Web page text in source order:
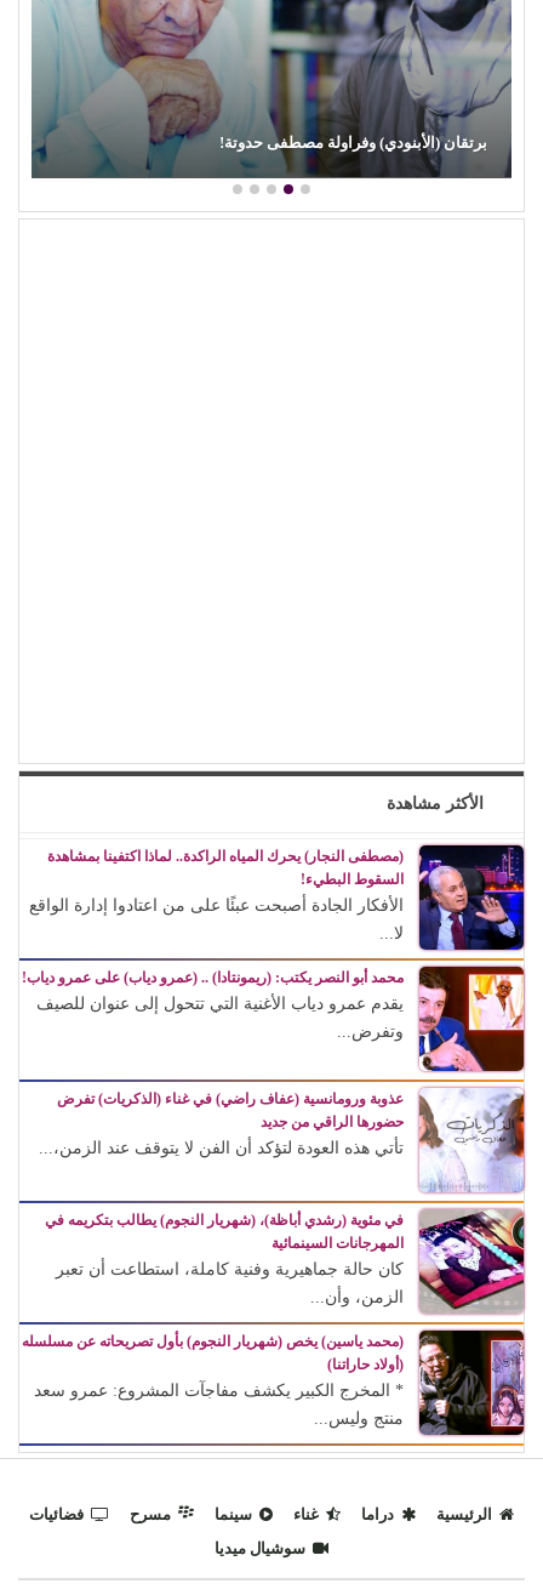
محمود عطية يكتب: سوق (الترند) واللحم الرخيص!
الأكثر مشاهدة
(مصطفى النجار) يحرك المياه الراكدة.. لماذا اكتفينا بمشاهدة
السقوط البطيء!
الأفكار الجادة أصبحت عبئًا على من اعتادوا إدارة الواقع
لا...
محمد أبو النصر يكتب: (ريمونتادا) .. (عمرو دياب) على عمرو دياب!
يقدم عمرو دياب الأغنية التي تتحول إلى عنوان للصيف
وتفرض...
عذوبة ورومانسية (عفاف راضي) في غناء (الذكريات) تفرض
حضورها الراقي من جديد
تأتي هذه العودة لتؤكد أن الفن لا يتوقف عند الزمن،...
في مئوية (رشدي أباظة)، (شهريار النجوم) يطالب بتكريمه في
المهرجانات السينمائية
كان حالة جماهيرية وفنية كاملة، استطاعت أن تعبر
الزمن، وأن...
(محمد ياسين) يخص (شهريار النجوم) بأول تصريحاته عن مسلسله
(أولاد حاراتنا)
* المخرج الكبير يكشف مفاجآت المشروع: عمرو سعد
منتج وليس...
الرئيسية دراما غناء سينما مسرح
فضائيات
سوشيال ميديا